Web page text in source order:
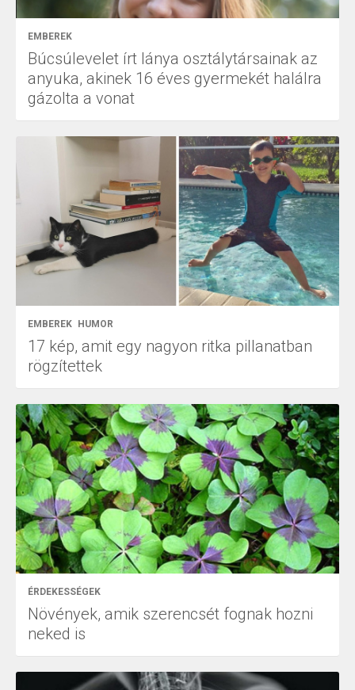
EMBEREK
Búcsúlevelet írt lánya osztálytársainak az
anyuka, akinek 16 éves gyermekét halálra
gázolta a vonat
EMBEREK HUMOR
17 kép, amit egy nagyon ritka pillanatban
rögzítettek
ÉRDEKESSÉGEK
Növények, amik szerencsét fognak hozni
neked is